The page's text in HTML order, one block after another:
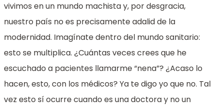
vivimos en un mundo machista y, por desgracia,
nuestro país no es precisamente adalid de la
modernidad. Imagínate dentro del mundo sanitario:
esto se multiplica. ¿Cuántas veces crees que he
escuchado a pacientes llamarme “nena”? ¿Acaso lo
hacen, esto, con los médicos? Ya te digo yo que no. Tal
vez esto sí ocurre cuando es una doctora y no un